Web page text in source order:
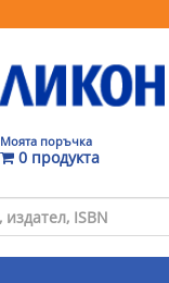
Моята поръчка
0 продукта